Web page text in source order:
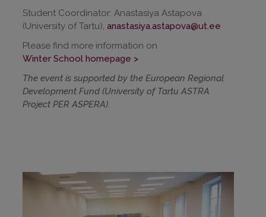
Student Coordinator: Anastasiya Astapova
(University of Tartu), anastasiya.astapova@ut.ee
Please find more information on
Winter School homepage >
The event is supported by the European Regional
Development Fund (University of Tartu ASTRA
Project PER ASPERA).